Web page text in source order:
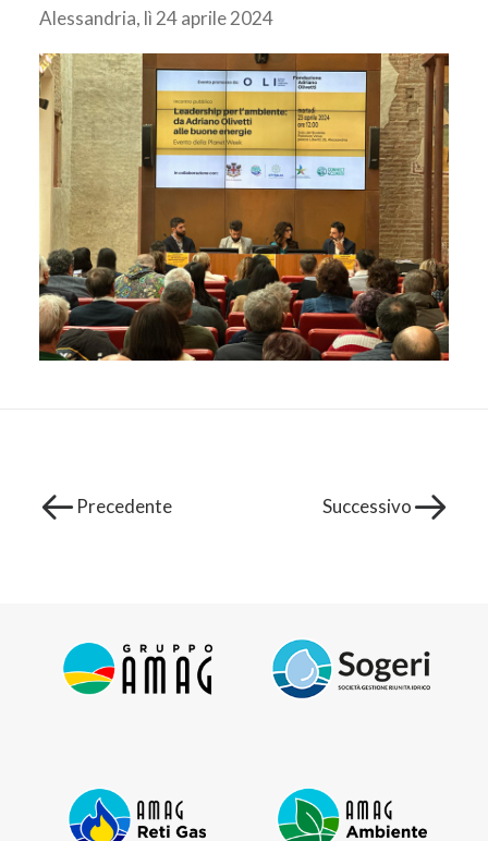
Alessandria, lì 24 aprile 2024
Precedente Successivo